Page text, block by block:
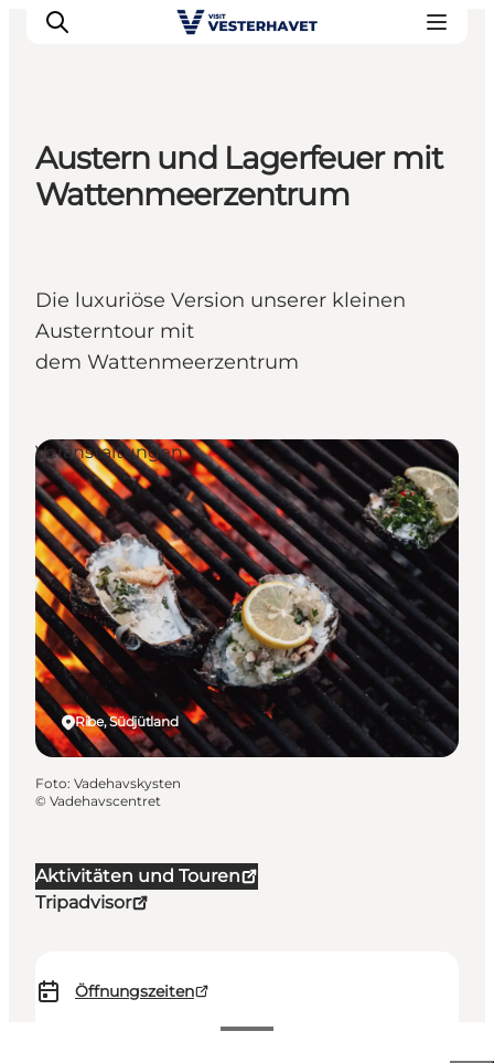
Events
Tickets kaufen
Plane deine Reise
Austern und Lagerfeuer mit
Wattenmeerzentrum
Die luxuriöse Version unserer kleinen
Austerntour mit
dem Wattenmeerzentrum
Aktivitäten und Touren
Tripadvisor
Öffnungszeiten
Ribe, Südjütland
Veranstaltungen
Foto: Vadehavskysten
© Vadehavscentret